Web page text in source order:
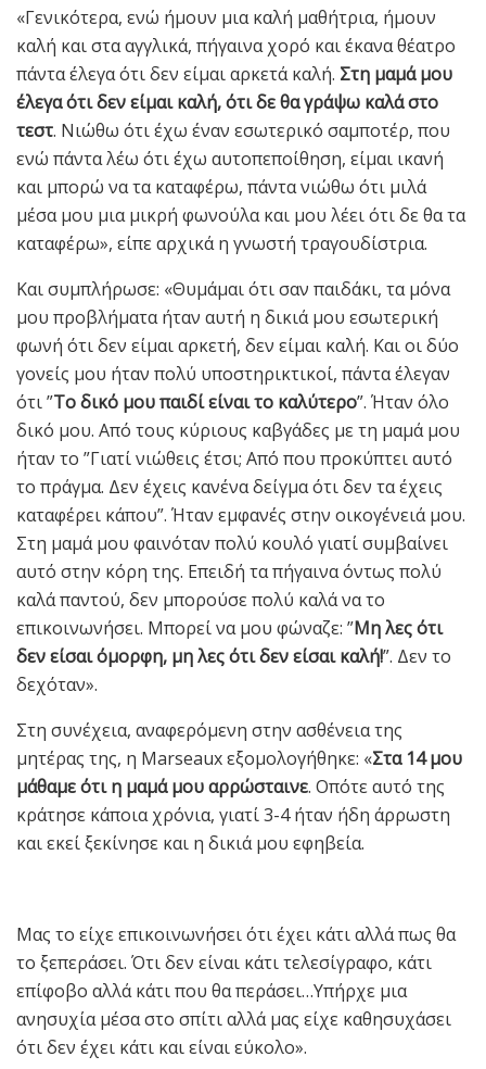
«Γενικότερα, ενώ ήμουν μια καλή μαθήτρια, ήμουν
καλή και στα αγγλικά, πήγαινα χορό και έκανα θέατρο
πάντα έλεγα ότι δεν είμαι αρκετά καλή. Στη μαμά μου
έλεγα ότι δεν είμαι καλή, ότι δε θα γράψω καλά στο
τεστ. Νιώθω ότι έχω έναν εσωτερικό σαμποτέρ, που
ενώ πάντα λέω ότι έχω αυτοπεποίθηση, είμαι ικανή
και μπορώ να τα καταφέρω, πάντα νιώθω ότι μιλά
μέσα μου μια μικρή φωνούλα και μου λέει ότι δε θα τα
καταφέρω», είπε αρχικά η γνωστή τραγουδίστρια.
Και συμπλήρωσε: «Θυμάμαι ότι σαν παιδάκι, τα μόνα
μου προβλήματα ήταν αυτή η δικιά μου εσωτερική
φωνή ότι δεν είμαι αρκετή, δεν είμαι καλή. Και οι δύο
γονείς μου ήταν πολύ υποστηρικτικοί, πάντα έλεγαν
ότι ”Το δικό μου παιδί είναι το καλύτερο”. Ήταν όλο
δικό μου. Από τους κύριους καβγάδες με τη μαμά μου
ήταν το ”Γιατί νιώθεις έτσι; Από που προκύπτει αυτό
το πράγμα. Δεν έχεις κανένα δείγμα ότι δεν τα έχεις
καταφέρει κάπου”. Ήταν εμφανές στην οικογένειά μου.
Στη μαμά μου φαινόταν πολύ κουλό γιατί συμβαίνει
αυτό στην κόρη της. Επειδή τα πήγαινα όντως πολύ
καλά παντού, δεν μπορούσε πολύ καλά να το
επικοινωνήσει. Μπορεί να μου φώναζε: ”Μη λες ότι
δεν είσαι όμορφη, μη λες ότι δεν είσαι καλή!”. Δεν το
δεχόταν».
Στη συνέχεια, αναφερόμενη στην ασθένεια της
μητέρας της, η Marseaux εξομολογήθηκε: «Στα 14 μου
μάθαμε ότι η μαμά μου αρρώσταινε. Οπότε αυτό της
κράτησε κάποια χρόνια, γιατί 3-4 ήταν ήδη άρρωστη
και εκεί ξεκίνησε και η δικιά μου εφηβεία.
Μας το είχε επικοινωνήσει ότι έχει κάτι αλλά πως θα
το ξεπεράσει. Ότι δεν είναι κάτι τελεσίγραφο, κάτι
επίφοβο αλλά κάτι που θα περάσει…Υπήρχε μια
ανησυχία μέσα στο σπίτι αλλά μας είχε καθησυχάσει
ότι δεν έχει κάτι και είναι εύκολο».